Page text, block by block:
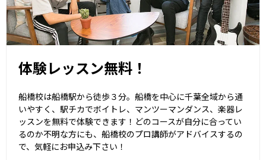
体験レッスン無料！
船橋校は船橋駅から徒歩３分。船橋を中心に千葉全域から通
いやすく、駅チカでボイトレ、マンツーマンダンス、楽器レ
ッスンを無料で体験できます！どのコースが自分に合ってい
るのか不明な方にも、船橋校のプロ講師がアドバイスするの
で、気軽にお申込み下さい！